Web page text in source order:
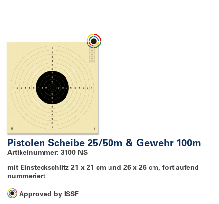
Pistolen Scheibe 25/50m & Gewehr 100m
Artikelnummer: 3100 NS
mit Einsteckschlitz 21 x 21 cm und 26 x 26 cm, fortlaufend
nummeriert
Approved by ISSF